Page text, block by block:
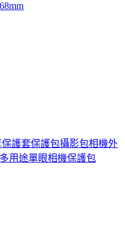
護套保護包攝影包相機外
用途單眼相機保護包